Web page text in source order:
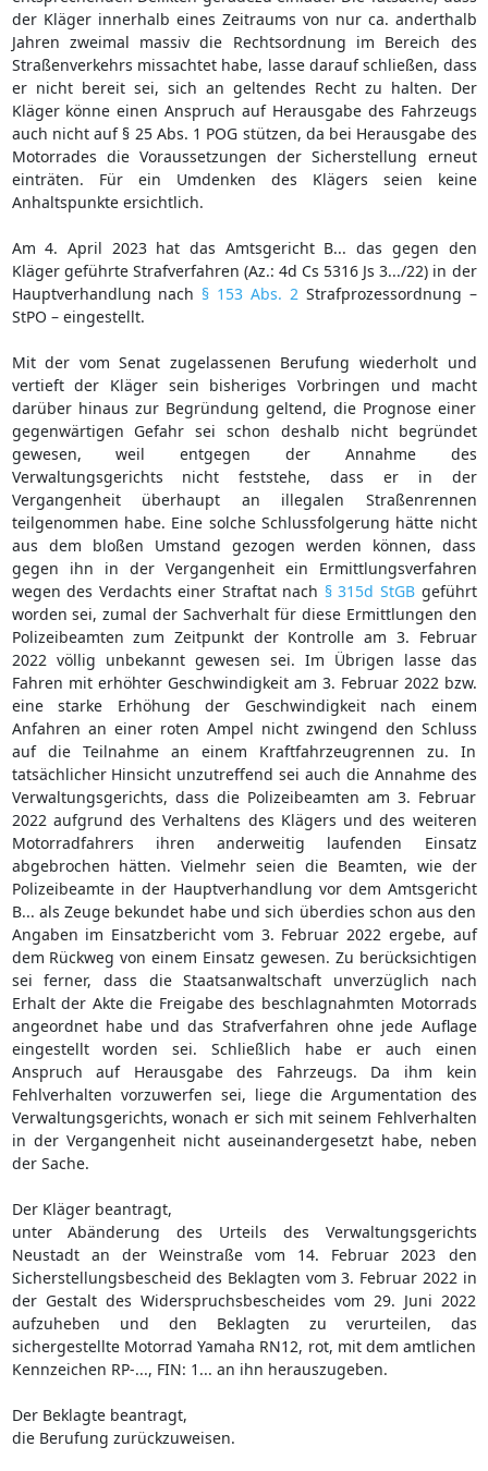
der Kläger innerhalb eines Zeitraums von nur ca. anderthalb
Jahren zweimal massiv die Rechtsordnung im Bereich des
Straßenverkehrs missachtet habe, lasse darauf schließen, dass
er nicht bereit sei, sich an geltendes Recht zu halten. Der
Kläger könne einen Anspruch auf Herausgabe des Fahrzeugs
auch nicht auf § 25 Abs. 1 POG stützen, da bei Herausgabe des
Motorrades die Voraussetzungen der Sicherstellung erneut
einträten. Für ein Umdenken des Klägers seien keine
Anhaltspunkte ersichtlich.
Am 4. April 2023 hat das Amtsgericht B... das gegen den
Kläger geführte Strafverfahren (Az.: 4d Cs 5316 Js 3.../22) in der
Hauptverhandlung nach § 153 Abs. 2 Strafprozessordnung –
StPO – eingestellt.
Mit der vom Senat zugelassenen Berufung wiederholt und
vertieft der Kläger sein bisheriges Vorbringen und macht
darüber hinaus zur Begründung geltend, die Prognose einer
gegenwärtigen Gefahr sei schon deshalb nicht begründet
gewesen, weil entgegen der Annahme des
Verwaltungsgerichts nicht feststehe, dass er in der
Vergangenheit überhaupt an illegalen Straßenrennen
teilgenommen habe. Eine solche Schlussfolgerung hätte nicht
aus dem bloßen Umstand gezogen werden können, dass
gegen ihn in der Vergangenheit ein Ermittlungsverfahren
wegen des Verdachts einer Straftat nach § 315d StGBgeführt
worden sei, zumal der Sachverhalt für diese Ermittlungen den
Polizeibeamten zum Zeitpunkt der Kontrolle am 3. Februar
2022 völlig unbekannt gewesen sei. Im Übrigen lasse das
Fahren mit erhöhter Geschwindigkeit am 3. Februar 2022 bzw.
eine starke Erhöhung der Geschwindigkeit nach einem
Anfahren an einer roten Ampel nicht zwingend den Schluss
auf die Teilnahme an einem Kraftfahrzeugrennen zu. In
tatsächlicher Hinsicht unzutreffend sei auch die Annahme des
Verwaltungsgerichts, dass die Polizeibeamten am 3. Februar
2022 aufgrund des Verhaltens des Klägers und des weiteren
Motorradfahrers ihren anderweitig laufenden Einsatz
abgebrochen hätten. Vielmehr seien die Beamten, wie der
Polizeibeamte in der Hauptverhandlung vor dem Amtsgericht
B... als Zeuge bekundet habe und sich überdies schon aus den
Angaben im Einsatzbericht vom 3. Februar 2022 ergebe, auf
dem Rückweg von einem Einsatz gewesen. Zu berücksichtigen
sei ferner, dass die Staatsanwaltschaft unverzüglich nach
Erhalt der Akte die Freigabe des beschlagnahmten Motorrads
angeordnet habe und das Strafverfahren ohne jede Auflage
eingestellt worden sei. Schließlich habe er auch einen
Anspruch auf Herausgabe des Fahrzeugs. Da ihm kein
Fehlverhalten vorzuwerfen sei, liege die Argumentation des
Verwaltungsgerichts, wonach er sich mit seinem Fehlverhalten
in der Vergangenheit nicht auseinandergesetzt habe, neben
der Sache.
Der Kläger beantragt,
unter Abänderung des Urteils des Verwaltungsgerichts
Neustadt an der Weinstraße vom 14. Februar 2023 den
Sicherstellungsbescheid des Beklagten vom 3. Februar 2022 in
der Gestalt des Widerspruchsbescheides vom 29. Juni 2022
aufzuheben und den Beklagten zu verurteilen, das
sichergestellte Motorrad Yamaha RN12, rot, mit dem amtlichen
Kennzeichen RP-..., FIN: 1... an ihn herauszugeben.
Der Beklagte beantragt,
die Berufung zurückzuweisen.